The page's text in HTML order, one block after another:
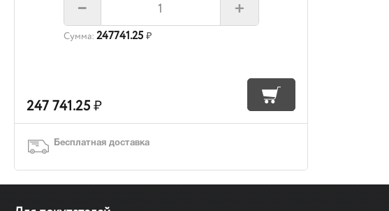
– +
Сумма: 247741.25 ₽
247 741.25₽
Бесплатная доставка